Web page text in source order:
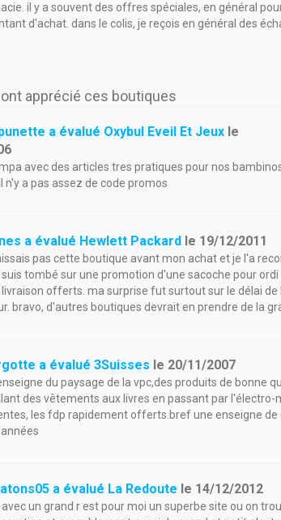
il y a souvent des offres spéciales, en général
d'achat. dans le colis, je reçois en général des
apprécié ces boutiques
a évalué Oxybul Eveil Et Jeux le
avec des articles tres pratiques pour nos
n'y a pas assez de code promos
a évalué Hewlett Packard le 19/12/2011
pas cette boutique avant mon achat et je l'a
tombé sur une promotion d'une sacoche pour
livraison offerts. ma surprise fut surtout sur le délai
bravo, d'autres boutiques devrait en prendre de la
a évalué 3Suisses le 20/11/2007
du paysage de la vpc,des produits de bonne
des vêtements aux livres en passant par
les fdp rapidement offerts.bref une enseigne de
a évalué La Redoute le 14/12/2012
avec un grand r est pour moi un superbe site ou on